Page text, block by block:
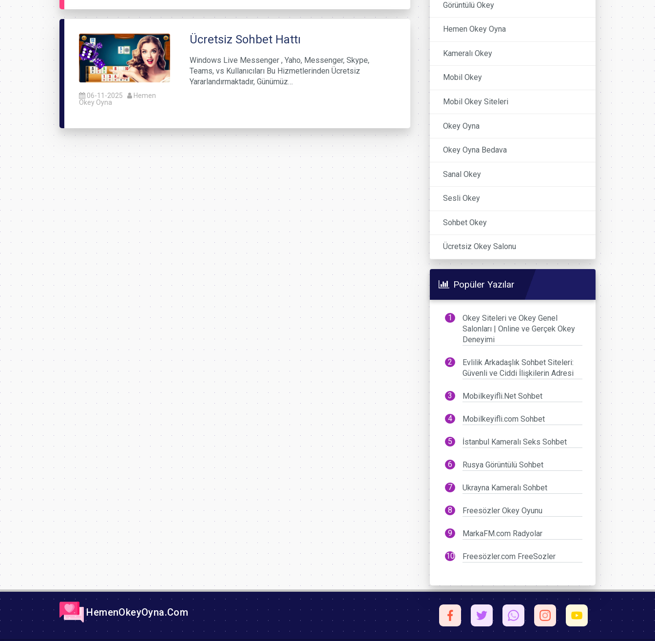
06-11-2025
Hemen
Okey Oyna
Ücretsiz Sohbet Hattı
Windows Live Messenger , Yaho, Messenger, Skype,
Teams, vs Kullanıcıları Bu Hizmetlerinden Ücretsiz
Yararlandırmaktadır, Günümüz…
Görüntülü Okey
Hemen Okey Oyna
Kameralı Okey
Mobil Okey
Mobil Okey Siteleri
Okey Oyna
Okey Oyna Bedava
Sanal Okey
Sesli Okey
Sohbet Okey
Ücretsiz Okey Salonu
Popüler Yazılar
Okey Siteleri ve Okey Genel
Salonları | Online ve Gerçek Okey
Deneyimi
Evlilik Arkadaşlık Sohbet Siteleri:
Güvenli ve Ciddi İlişkilerin Adresi
Mobilkeyifli.Net Sohbet
Mobilkeyifli.com Sohbet
İstanbul Kameralı Seks Sohbet
Rusya Görüntülü Sohbet
Ukrayna Kameralı Sohbet
Freesözler Okey Oyunu
MarkaFM.com Radyolar
Freesözler.com FreeSozler
HemenOkeyOyna.Com